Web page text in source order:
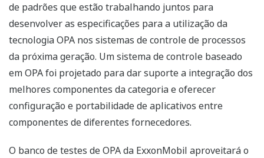
de padrões que estão trabalhando juntos para
desenvolver as especificações para a utilização da
tecnologia OPA nos sistemas de controle de processos
da próxima geração. Um sistema de controle baseado
em OPA foi projetado para dar suporte a integração dos
melhores componentes da categoria e oferecer
configuração e portabilidade de aplicativos entre
componentes de diferentes fornecedores.
O banco de testes de OPA da ExxonMobil aproveitará o